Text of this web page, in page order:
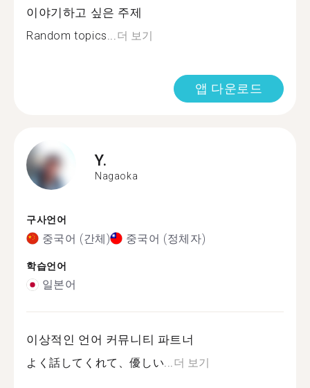
이야기하고 싶은 주제
Random topics...더 보기
앱 다운로드
Y.
Nagaoka
구사언어
중국어 (간체) 중국어 (정체자)
학습언어
일본어
이상적인 언어 커뮤니티 파트너
よく話してくれて、優しい...더 보기